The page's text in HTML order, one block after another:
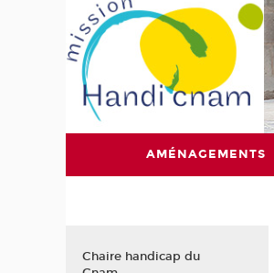
AMÉNAGEMENTS
Chaire handicap du